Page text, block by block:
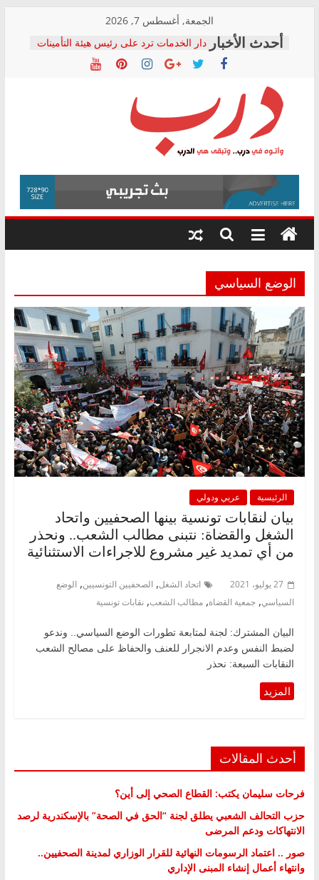
content
الجمعة, أغسطس 7, 2026
دار الخدمات ترد على رئيس هيئة التأمينات
بعد مؤتمره الصحفي: إنكار الأزمة لا ينهي
معاناة أصحاب المعاشات.. ونطالب بكشف
فرحات سليمان يكتب: القطاع الصحي إلى
أين؟
حزب التحالف الشعبي يطلق لجنة “الحق
في الصحة” بالإسكندرية لرصد الانتهاكات
ودعم المرضى
الوزاري لمدينة الصحفيين.. وانتهاء أعمال
إنشاء المبنى الإداري
المجلس القومي لحقوق الإنسان يعلن
متابعة قضية الدكتور محمد زهران.. ويؤكد:
قرينة البراءة وضمانات المحاكمة العادلة
درب
وأتوه
درب..
وتبقى
هي
الوضع السياسي
الرئيسية عربي ودولي
بيان لنقابات تونسية بينها الصحفيين واتحاد
الشغل والقضاة: نتبنى مطالب الشعب.. ونحذر
من أي تمديد غير مشروع للاجراءات الاستثنائية
27 يوليو، 2021 اتحاد الشغل, الصحفيين التونسيين, الوضع
السياسي, جمعية القضاة, مطالب الشعب, نقابات تونسية
البيان المشترك: لجنة لمتابعة تطورات الوضع السياسي.. وندعو
لضبط النفس وعدم الانجرار للعنف والحفاظ على مصالح الشعب
النقابات السبعة: نحذر
أحدث المقالات
فرحات سليمان يكتب: القطاع الصحي إلى أين؟
حزب التحالف الشعبي يطلق لجنة “الحق في الصحة” بالإسكندرية لرصد
الانتهاكات ودعم المرضى
صور .. اعتماد الرسومات النهائية للقرار الوزاري لمدينة الصحفيين..
وانتهاء أعمال إنشاء المبنى الإداري